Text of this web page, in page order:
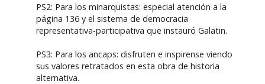
PS2: Para los minarquistas: especial atención a la
página 136 y el sistema de democracia
representativa-participativa que instauró Galatin.
PS3: Para los ancaps: disfruten e inspirense viendo
sus valores retratados en esta obra de historia
alternativa.